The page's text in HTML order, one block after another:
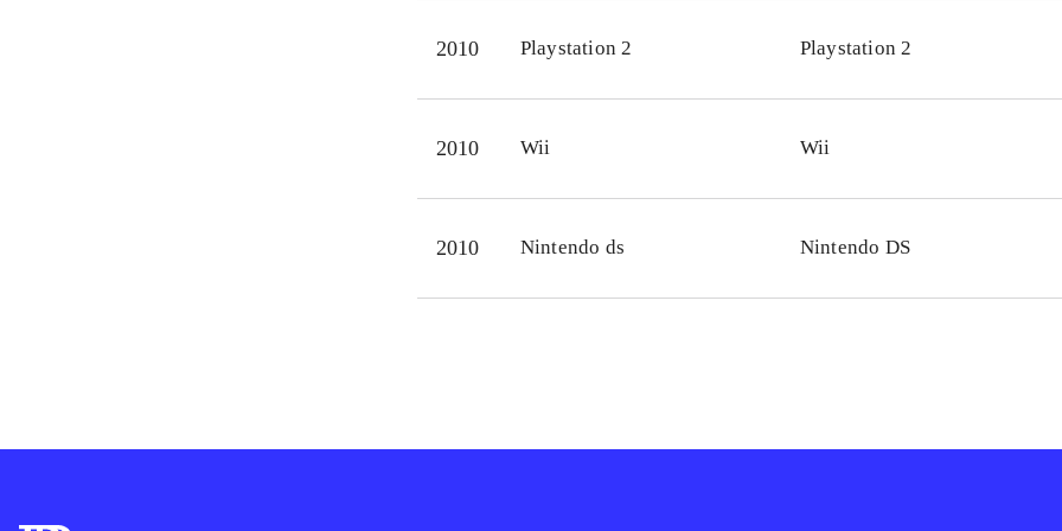
earths univers, men spillet minder mest om de andre spil
og især et spil som "The legend of Zelda - twilight princess"
Tolkiens historier er altid populære og spillet er på trods af
hjælpe nybegynder eller yngre spiller gennem spillet, er en
for familien, der også er underholdende, selvom man bare er
2010 Playstation 2 Playstation 2
2010 Wii Wii
2010 Nintendo ds Nintendo DS